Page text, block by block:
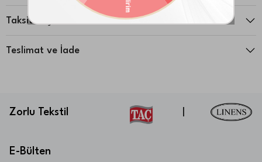
Taksit Seçenekleri
Teslimat ve İade
Zorlu Tekstil
E-Bülten